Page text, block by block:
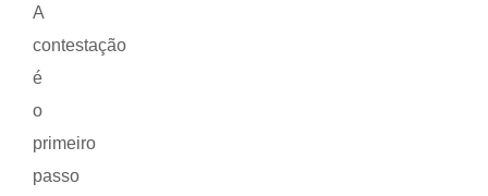
A
contestação
é
o
primeiro
passo